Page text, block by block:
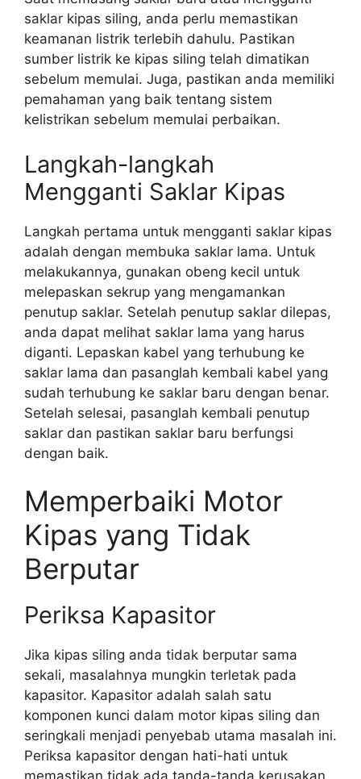
saklar kipas siling, anda perlu memastikan
keamanan listrik terlebih dahulu. Pastikan
sumber listrik ke kipas siling telah dimatikan
sebelum memulai. Juga, pastikan anda memiliki
pemahaman yang baik tentang sistem
kelistrikan sebelum memulai perbaikan.
Langkah-langkah
Mengganti Saklar Kipas
Langkah pertama untuk mengganti saklar kipas
adalah dengan membuka saklar lama. Untuk
melakukannya, gunakan obeng kecil untuk
melepaskan sekrup yang mengamankan
penutup saklar. Setelah penutup saklar dilepas,
anda dapat melihat saklar lama yang harus
diganti. Lepaskan kabel yang terhubung ke
saklar lama dan pasanglah kembali kabel yang
sudah terhubung ke saklar baru dengan benar.
Setelah selesai, pasanglah kembali penutup
saklar dan pastikan saklar baru berfungsi
dengan baik.
Memperbaiki Motor
Kipas yang Tidak
Berputar
Periksa Kapasitor
Jika kipas siling anda tidak berputar sama
sekali, masalahnya mungkin terletak pada
kapasitor. Kapasitor adalah salah satu
komponen kunci dalam motor kipas siling dan
seringkali menjadi penyebab utama masalah ini.
Periksa kapasitor dengan hati-hati untuk